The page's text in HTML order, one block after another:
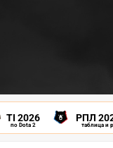
TI 2026
по Dota 2
РПЛ
таблица и